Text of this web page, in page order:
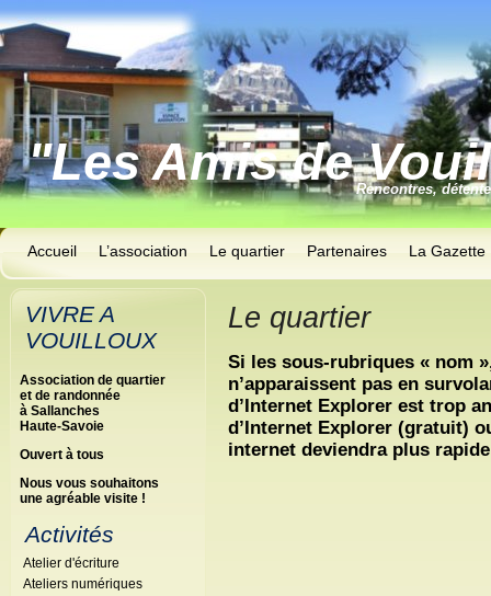
"Les Amis deRencontres,
Accueil L’association Le quartier Partenaires La Gazette
VIVRE A
VOUILLOUX
Association de quartier
et de randonnée
à Sallanches
Haute-Savoie
Ouvert à tous
Nous vous souhaitons
une agréable visite !
Activités
Atelier d'écriture
Ateliers numériques
Le quartier
Si les sous-rubriques « nom
n’apparaissent pas en
d’Internet Explorer est trop
d’Internet Explorer (gratuit)
internet deviendra plus